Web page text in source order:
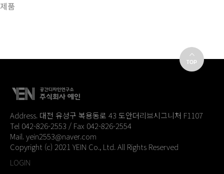
제품
Address. 대전 유성구 복용동로 43 도안더리브시그니처 F1107
Tel 042-826-2553 / Fax 042-826-2554
Mail. yein2553@naver.com
Copyright (c) 2021 YEIN Co., Ltd. All Rights Reserved
LOGIN